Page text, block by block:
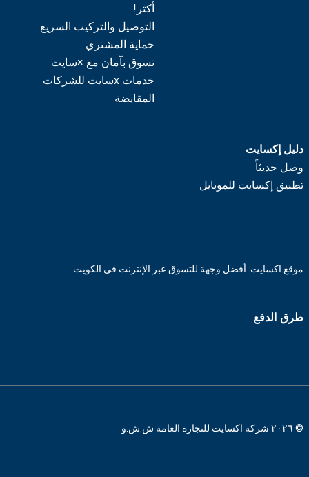
أكثر!
التوصيل والتركيب السريع
حماية المشتري
تسوق بآمان مع ×سايت
خدمات xسايت للشركات
المقايضة
دليل إكسايت
وصل حديثاً
تطبيق إكسايت للموبايل
موقع اكسايت: أفضل وجهة للتسوق عبر الإنترنت في الكويت
طرق الدفع
© ٢٠٢٦ شركة اكسايت للتجارة العامة ش.ش.و